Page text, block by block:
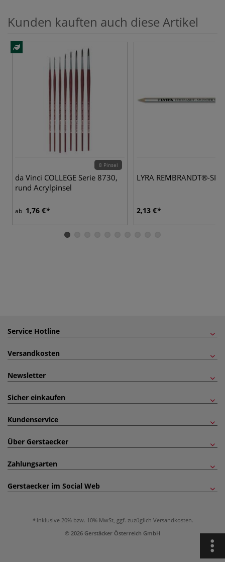
Kunden kauften auch diese Artikel
8 Pinsel
da Vinci COLLEGE Serie 8730,
rund Acrylpinsel
ab 1,76 €
LYRA REMBRANDT®-
2,13 €
Service Hotline
Versandkosten
Newsletter
Sicher einkaufen
Kundenservice
Über Gerstaecker
Zahlungsarten
Gerstaecker im Social Web
inklusive 20% bzw. 10% MwSt, ggf. zuzüglich Versandkosten.
© 2026 Gerstäcker Österreich GmbH